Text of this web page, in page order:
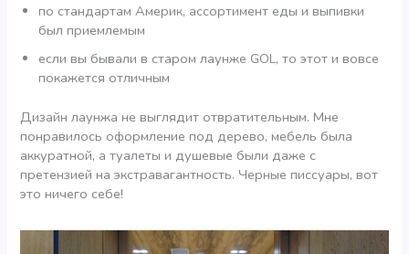
по стандартам Америк, ассортимент еды и выпивки
был приемлемым
если вы бывали в старом лаунже GOL, то этот и вовсе
покажется отличным
Дизайн лаунжа не выглядит отвратительным. Мне
понравилось оформление под дерево, мебель была
аккуратной, а туалеты и душевые были даже с
претензией на экстравагантность. Черные писсуары, вот
это ничего себе!